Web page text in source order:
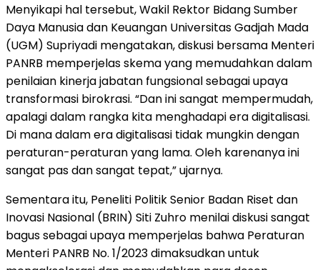
Menyikapi hal tersebut, Wakil Rektor Bidang Sumber
Daya Manusia dan Keuangan Universitas Gadjah Mada
(UGM) Supriyadi mengatakan, diskusi bersama Menteri
PANRB memperjelas skema yang memudahkan dalam
penilaian kinerja jabatan fungsional sebagai upaya
transformasi birokrasi. “Dan ini sangat mempermudah,
apalagi dalam rangka kita menghadapi era digitalisasi.
Di mana dalam era digitalisasi tidak mungkin dengan
peraturan-peraturan yang lama. Oleh karenanya ini
sangat pas dan sangat tepat,” ujarnya.
Sementara itu, Peneliti Politik Senior Badan Riset dan
Inovasi Nasional (BRIN) Siti Zuhro menilai diskusi sangat
bagus sebagai upaya memperjelas bahwa Peraturan
Menteri PANRB No. 1/2023 dimaksudkan untuk